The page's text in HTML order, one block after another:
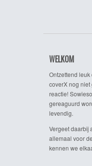
WELKOM
Ontzettend leuk
coverX nog
reactie!
gereaguurd
levendig.
Vergeet daarbij
allemaal voor
kennen we